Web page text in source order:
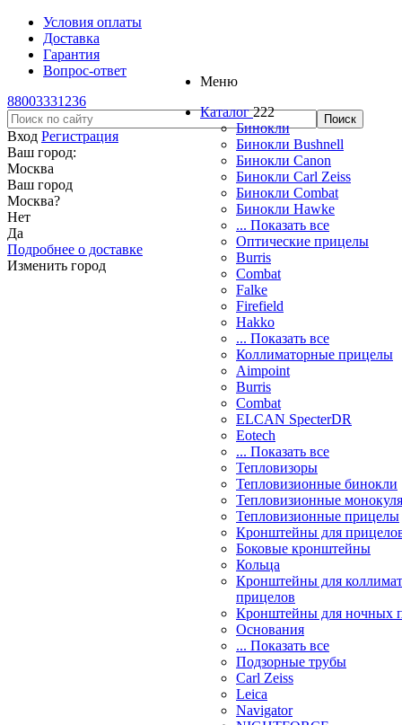
Условия оплаты
Доставка
Гарантия
Вопрос-ответ
88003331236
Вход Регистрация
Ваш город:
Москва
Ваш город
Москва?
Нет
Да
Подробнее о доставке
Изменить город
Меню
Каталог 222
Бинокли
Бинокли Bushnell
Бинокли Canon
Бинокли Carl Zeiss
Бинокли Combat
Бинокли Hawke
... Показать все
Оптические прицелы
Burris
Combat
Falke
Firefield
Hakko
... Показать все
Коллиматорные прицелы
Aimpoint
Burris
Combat
ELCAN SpecterDR
Eotech
... Показать все
Тепловизоры
Тепловизионные бинокли
Тепловизионные
Тепловизионные прицелы
Кронштейны для
Боковые кронштейны
Кольца
Кронштейны для
прицелов
Кронштейны для ночных
Основания
... Показать все
Подзорные трубы
Carl Zeiss
Leica
Navigator